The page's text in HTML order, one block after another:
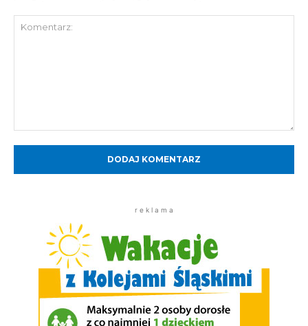
r e k l a m a